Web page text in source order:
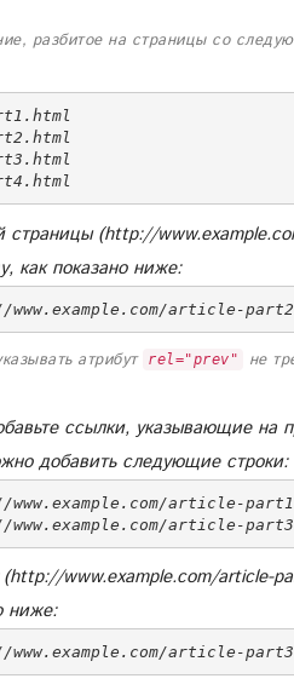
разбитое на страницы со
страницы (http://
как показано ниже:
article-
атрибут rel="prev" не
ссылки, указывающие
добавить следующие строки:
article-
www.example.com/article-
ниже:
article-